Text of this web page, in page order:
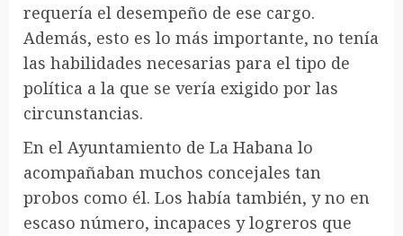
requería el desempeño de ese cargo.
Además, esto es lo más importante, no tenía
las habilidades necesarias para el tipo de
política a la que se vería exigido por las
circunstancias.
En el Ayuntamiento de La Habana lo
acompañaban muchos concejales tan
probos como él. Los había también, y no en
escaso número, incapaces y logreros que